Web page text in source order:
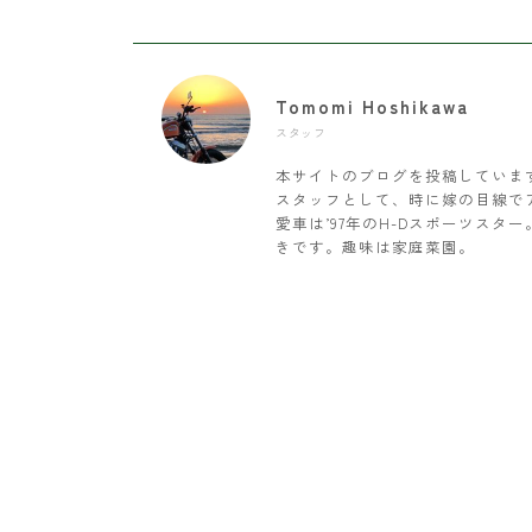
Tomomi Hoshikawa
スタッフ
本サイトのブログを投稿していま
スタッフとして、時に嫁の目線
愛車は’97年のH-Dスポーツスタ
きです。趣味は家庭菜園。